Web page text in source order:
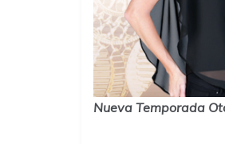
Nueva Temporada